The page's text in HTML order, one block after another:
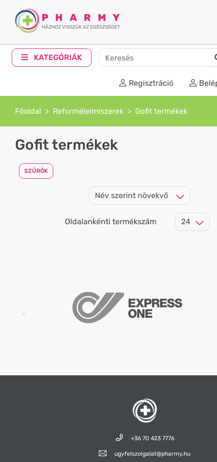
PHARMY
HÁZHOZ VISSZÜK AZ EGÉSZSÉGET
KATEGÓRIÁK
Regisztráció
Főoldal Reformélelmiszerek Gofit termékek
Gofit termékek
SZŰRŐK
Oldalankénti termékszám
+36 70 423 7776
ugyfelszolgalat@pharmy.hu